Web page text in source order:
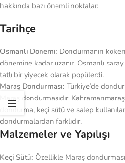
hakkında bazı önemli noktalar:
Tarihçe
Osmanlı Dönemi: Dondurmanın
dönemine kadar uzanır. Osmanlı
tatlı bir yiyecek olarak popülerdi.
Maraş Dondurması: Türkiye’de
Maraş dondurmasıdır.
dondurma, keçi sütü ve salep
dondurmalardan farklıdır.
Malzemeler ve Yapılışı
Keçi Sütü: Özellikle Maraş